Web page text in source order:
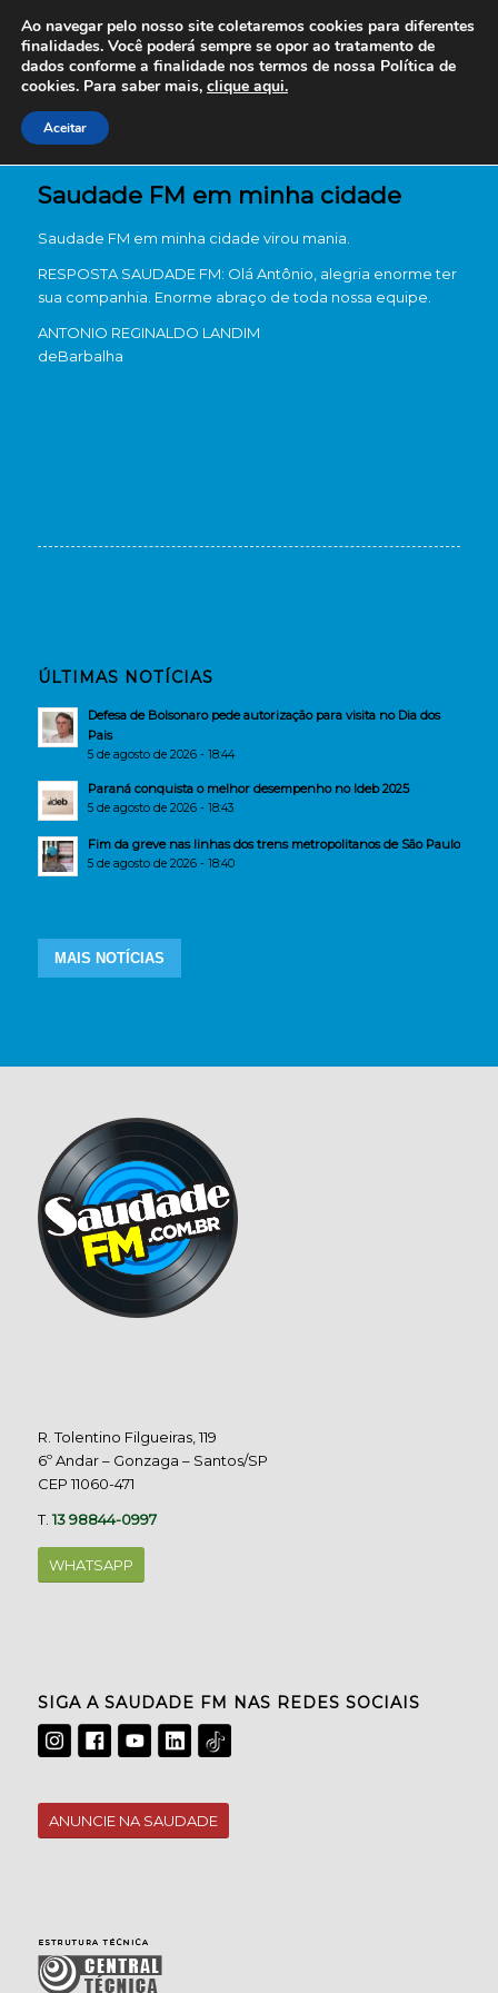
Saudade FM em minha cidade
Saudade FM em minha cidade virou mania.
RESPOSTA SAUDADE FM: Olá Antônio, alegria enorme ter
sua companhia. Enorme abraço de toda nossa equipe.
ANTONIO REGINALDO LANDIM
deBarbalha
ÚLTIMAS NOTÍCIAS
Defesa de Bolsonaro pede autorização para visita no Dia dos
Pais
5 de agosto de 2026 - 18:44
Paraná conquista o melhor desempenho no Ideb 2025
5 de agosto de 2026 - 18:43
Fim da greve nas linhas dos trens metropolitanos de São Paulo
5 de agosto de 2026 - 18:40
MAIS NOTÍCIAS
R. Tolentino Filgueiras, 119
6º Andar – Gonzaga – Santos/SP
CEP 11060-471
T.13 98844-0997
WHATSAPP
SIGA A SAUDADE FM NAS REDES SOCIAIS
ANUNCIE NA SAUDADE
Ao navegar pelo nosso site coletaremos cookies para diferentes
finalidades. Você poderá sempre se opor ao tratamento de
dados conforme a finalidade nos termos de nossa Política de
cookies. Para saber mais, clique aqui.
Aceitar